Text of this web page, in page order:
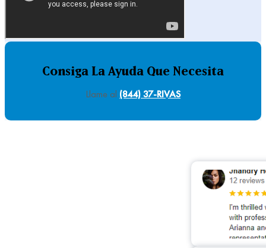
Consiga La Ayuda Que Necesita
Llame al (844) 37-RIVAS